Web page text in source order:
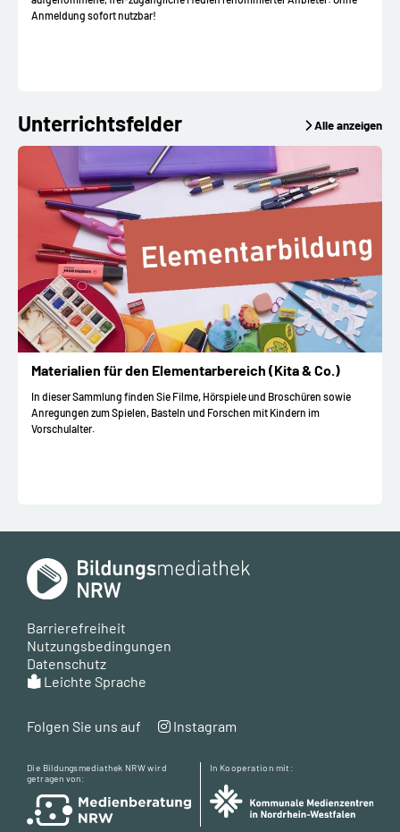
Anmeldung sofort nutzbar!
Unterrichtsfelder Alle anzeigen
Materialien für den Elementarbereich (Kita & Co.)
In dieser Sammlung finden Sie Filme, Hörspiele und Broschüren sowie
Anregungen zum Spielen, Basteln und Forschen mit Kindern im
Vorschulalter.
Barrierefreiheit
Nutzungsbedingungen
Datenschutz
Leichte Sprache
Folgen Sie uns auf Instagram
Die Bildungsmediathek NRW wird
getragen von:
In Kooperation mit: